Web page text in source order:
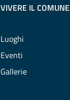
VIVERE IL COMUNE
Luoghi
Eventi
Gallerie